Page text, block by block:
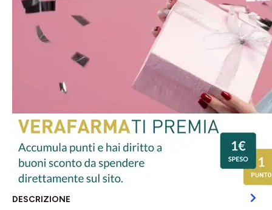
DESCRIZIONE